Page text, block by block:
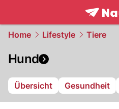
Home Lifestyle Tiere
Hund
Übersicht Gesundheit